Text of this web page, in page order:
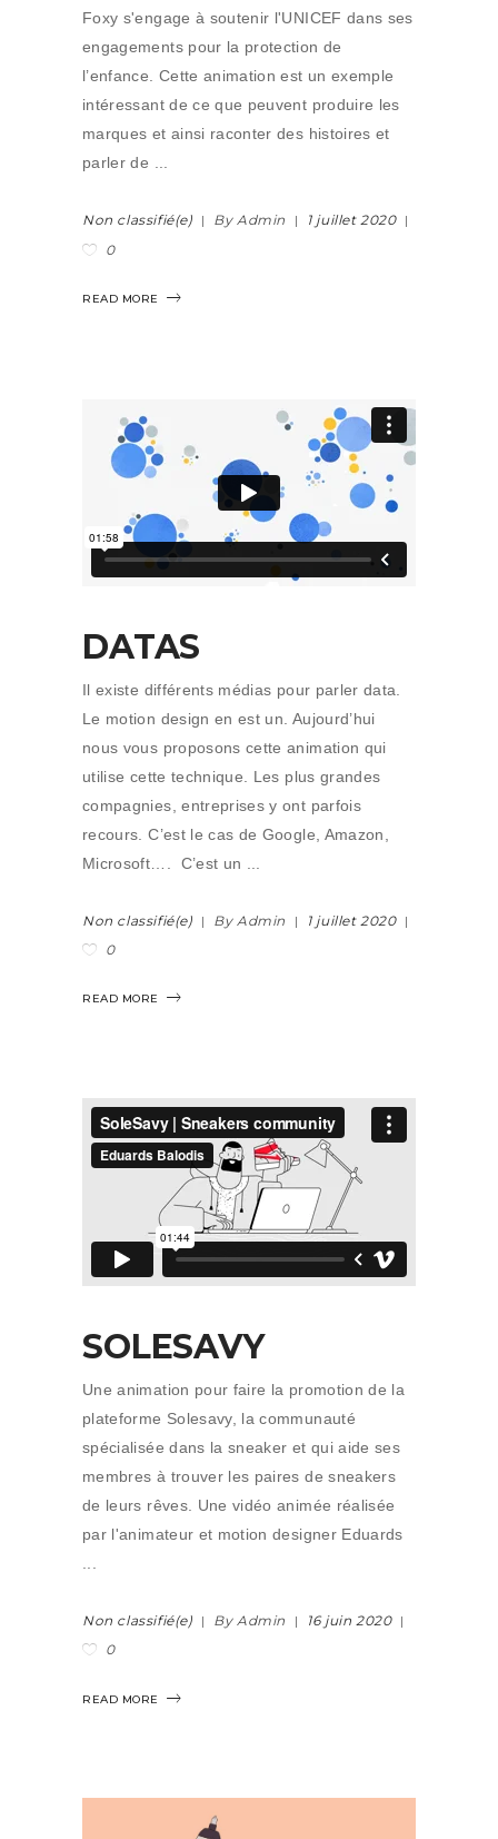
Foxy s'engage à soutenir l'UNICEF dans ses
engagements pour la protection de
l’enfance. Cette animation est un exemple
intéressant de ce que peuvent produire les
marques et ainsi raconter des histoires et
parler de
Non classifié(e) By Admin
1 juillet 2020
0
READ MORE
DATAS
Il existe différents médias pour parler data.
Le motion design en est un. Aujourd’hui
nous vous proposons cette animation qui
utilise cette technique. Les plus grandes
compagnies, entreprises y ont parfois
recours. C’est le cas de Google, Amazon,
Microsoft…. C’est un
Non classifié(e) By Admin
1 juillet 2020
0
READ MORE
SOLESAVY
Une animation pour faire la promotion de la
plateforme Solesavy, la communauté
spécialisée dans la sneaker et qui aide ses
membres à trouver les paires de sneakers
de leurs rêves. Une vidéo animée réalisée
par l'animateur et motion designer Eduards
Non classifié(e) By Admin
16 juin 2020
0
READ MORE